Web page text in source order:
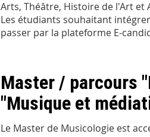
Arts, Théâtre, Histoire de l'Art et
Les étudiants souhaitant
passer par la plateforme E-
Master / parcours
"Musique et
Le Master de Musicologie est